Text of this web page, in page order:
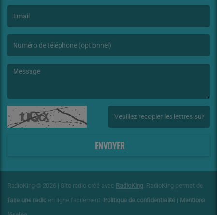
ENVOYER
RadioKing © 2026 | Site radio créé avec RadioKing . RadioKing permet de
faire une radio en ligne facilement. Politique de confidentialité | Mentions